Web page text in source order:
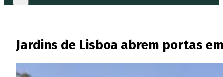
Jardins de Lisboa abrem portas